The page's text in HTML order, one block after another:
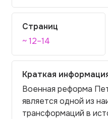
Страниц
~ 12–14
Краткая
Военная реформа
является одной из
трансформаций в